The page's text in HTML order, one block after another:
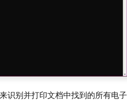
识别并打印文档中找到的所有电子